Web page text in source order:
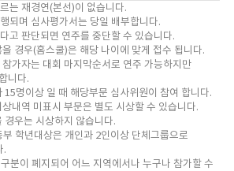
는 재경연(본선)이 없습니다.
되며 심사평가서는 당일 배부합니다.
고 판단되면 연주를 중단할 수 있습니다.
경우(홈스쿨)은 해당 나이에 맞게 접수 됩니다.
가자는 대회 마지막순서로 연주 가능하지만
니다.
15명이상 일 때 해당부문 심사위원이 참여 합니다.
내역 미표시 부문은 별도 시상할 수 있습니다.
경우는 시상하지 않습니다.
학년대상은 개인과 2인이상 단체그룹으로
.
분이 폐지되어 어느 지역에서나 누구나 참가할 수